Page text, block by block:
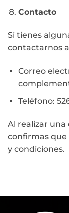
Contacto
Si tienes
contactarnos
Correo
Teléfono:
Al realizar
confirmas que
y condiciones.